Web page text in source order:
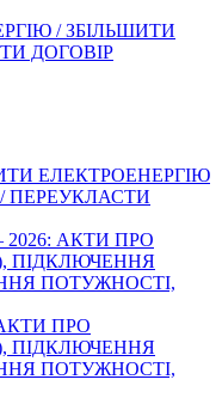
/ ЗБІЛЬШИТИ
ДОГОВІР
ЕЛЕКТРОЕНЕРГІЮ
ПЕРЕУКЛАСТИ
2026: АКТИ ПРО
ПІДКЛЮЧЕННЯ
ПОТУЖНОСТІ,
ПРО
ПІДКЛЮЧЕННЯ
ПОТУЖНОСТІ,